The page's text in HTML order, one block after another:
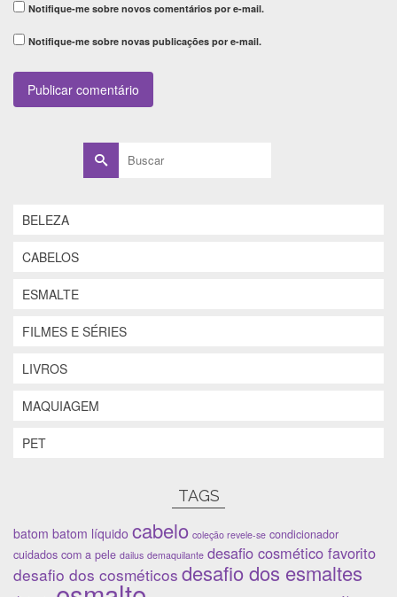
Notifique-me sobre novos comentários por e-mail.
Notifique-me sobre novas publicações por e-mail.
Buscar
por:
BELEZA
CABELOS
ESMALTE
FILMES E SÉRIES
LIVROS
MAQUIAGEM
PET
TAGS
batom batom líquido cabelo coleção revele-se condicionador
cuidados com a pele dailus demaquilante desafio cosmético favorito
desafio dos cosméticos desafio dos esmaltes